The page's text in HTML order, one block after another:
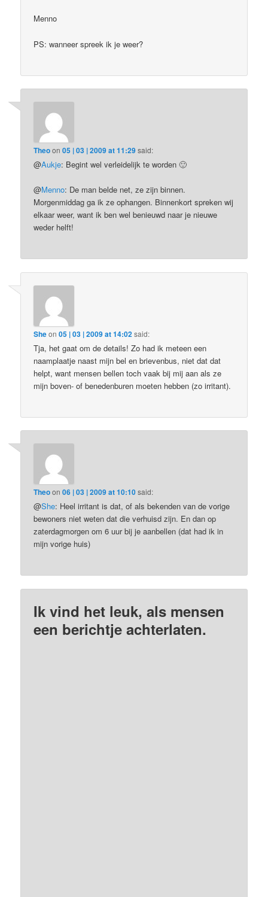
Menno
PS: wanneer spreek ik je weer?
Theoon05 | 03 | 2009 at 11:29said:
@Aukje: Begint wel verleidelijk te worden 🙂
@Menno: De man belde net, ze zijn binnen.
Morgenmiddag ga ik ze ophangen. Binnenkort spreken wij
elkaar weer, want ik ben wel benieuwd naar je nieuwe
weder helft!
Sheon05 | 03 | 2009 at 14:02said:
Tja, het gaat om de details! Zo had ik meteen een
naamplaatje naast mijn bel en brievenbus, niet dat dat
helpt, want mensen bellen toch vaak bij mij aan als ze
mijn boven- of benedenburen moeten hebben (zo irritant).
Theoon06 | 03 | 2009 at 10:10said:
@She: Heel irritant is dat, of als bekenden van de vorige
bewoners niet weten dat die verhuisd zijn. En dan op
zaterdagmorgen om 6 uur bij je aanbellen (dat had ik in
mijn vorige huis)
Ik vind het leuk, als mensen
een berichtje achterlaten.